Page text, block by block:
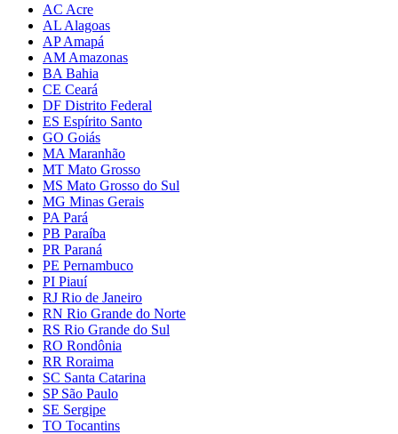
AC Acre
AL Alagoas
AP Amapá
AM Amazonas
BA Bahia
CE Ceará
DF Distrito Federal
ES Espírito Santo
GO Goiás
MA Maranhão
MT Mato Grosso
MS Mato Grosso do Sul
MG Minas Gerais
PA Pará
PB Paraíba
PR Paraná
PE Pernambuco
PI Piauí
RJ Rio de Janeiro
RN Rio Grande do Norte
RS Rio Grande do Sul
RO Rondônia
RR Roraima
SC Santa Catarina
SP São Paulo
SE Sergipe
TO Tocantins